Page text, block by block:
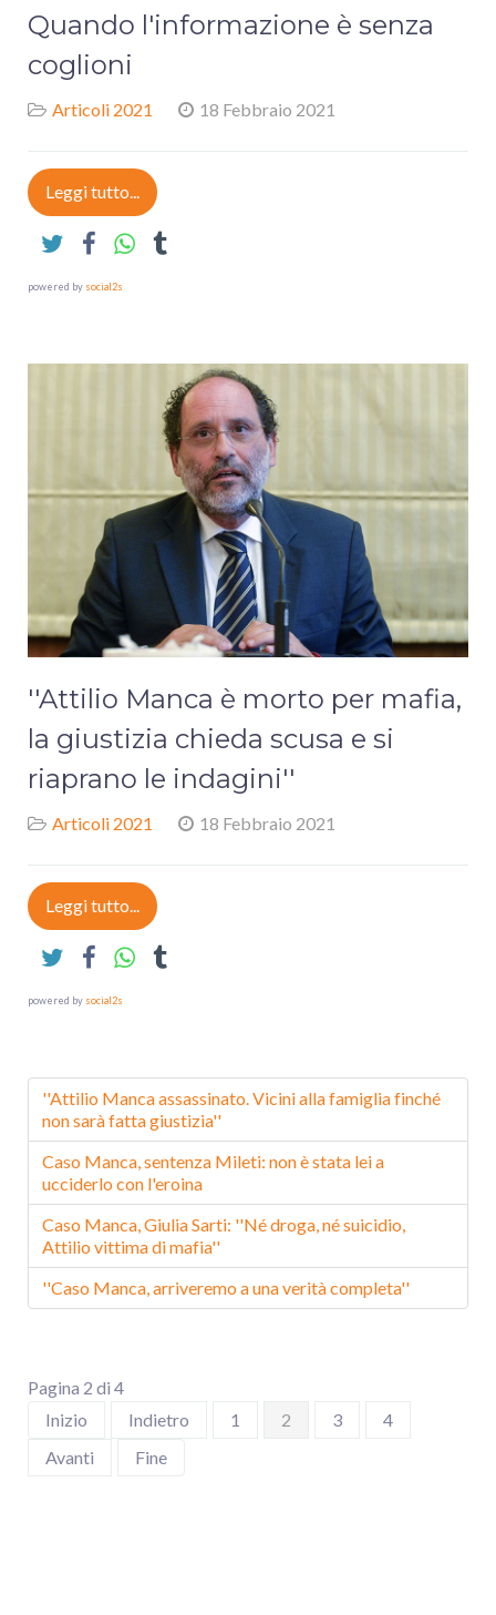
Quando l'informazione è senza
coglioni
Articoli 2021 18 Febbraio 2021
Leggi tutto...
powered by social2s
''Attilio Manca è morto per mafia,
la giustizia chieda scusa e si
riaprano le indagini''
Articoli 2021 18 Febbraio 2021
Leggi tutto...
powered by social2s
''Attilio Manca assassinato. Vicini alla famiglia finché
non sarà fatta giustizia''
Caso Manca, sentenza Mileti: non è stata lei a
ucciderlo con l'eroina
Caso Manca, Giulia Sarti: ''Né droga, né suicidio,
Attilio vittima di mafia''
''Caso Manca, arriveremo a una verità completa''
Pagina 2 di 4
Inizio
Indietro 1 2 3
4
Avanti
Fine